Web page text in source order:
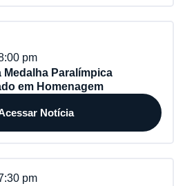
pm
Medalha Paralímpica
em Homenagem
Notícia
pm